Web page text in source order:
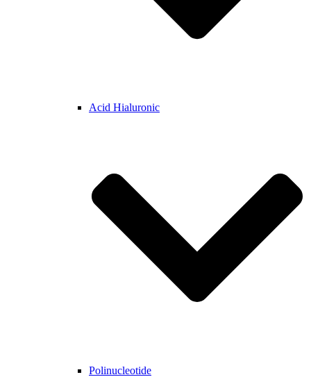
Acid Hialuronic
Polinucleotide